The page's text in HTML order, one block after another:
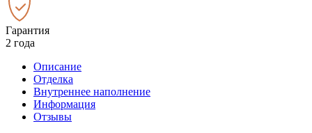
Гарантия
2 года
Описание
Отделка
Внутреннее наполнение
Информация
Отзывы